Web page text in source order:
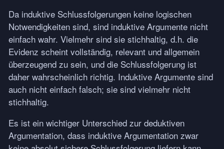
Da induktive Schlussfolgerungen keine logischen
Notwendigkeiten sind, sind induktive Argumente nicht
einfach wahr. Vielmehr sind sie stichhaltig, d.h. die
Evidenz scheint vollständig, relevant und allgemein
überzeugend zu sein, und die Schlussfolgerung ist
daher wahrscheinlich richtig. Induktive Argumente sind
auch nicht einfach falsch; sie sind vielmehr nicht
stichhaltig.
Es ist ein wichtiger Unterschied zur deduktiven
Argumentation, dass induktive Argumentation zwar